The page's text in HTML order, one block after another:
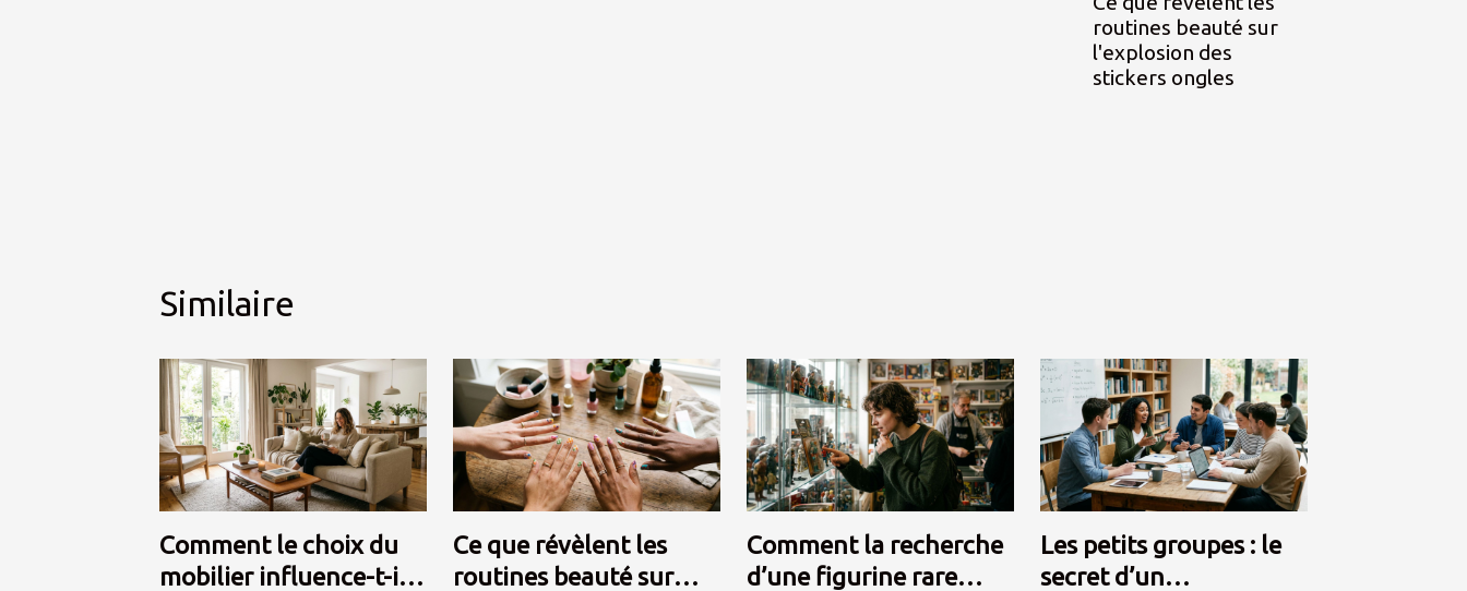
routines beauté sur
l'explosion des
stickers ongles
Similaire
Comment le choix du
mobilier influence-t-il
Ce que révèlent les
routines beauté sur
Comment la recherche
d’une figurine rare
Les petits groupes : le
secret d’un